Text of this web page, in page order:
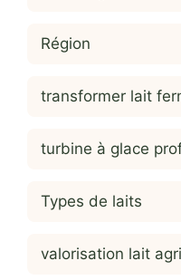
Région
transformer lait
turbine à glace
Types de laits
valorisation lait